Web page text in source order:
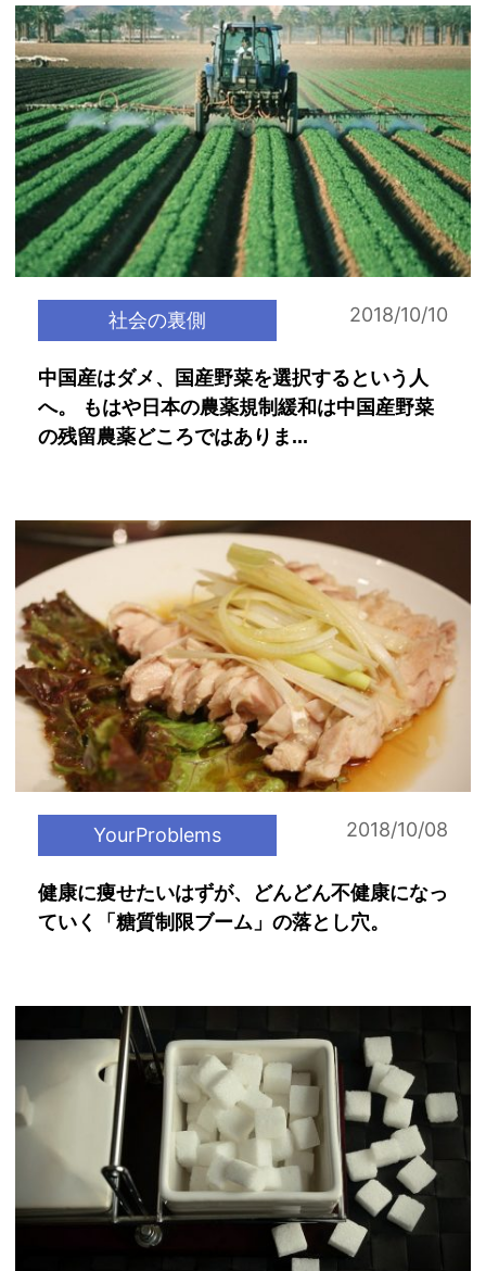
社会の裏側 2018/10/10
中国産はダメ、国産野菜を選択するという人
へ。 もはや日本の農薬規制緩和は中国産野菜
の残留農薬どころではありま...
YourProblems 2018/10/08
健康に痩せたいはずが、どんどん不健康になっ
ていく「糖質制限ブーム」の落とし穴。